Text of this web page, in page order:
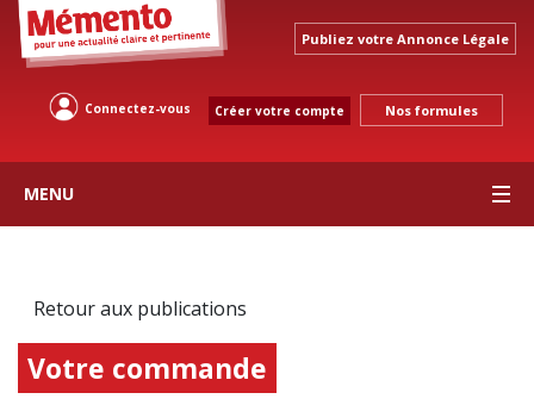
Publiez votre Annonce Légale
Connectez-vous Créer votre compte Nos formules
MENU
Retour aux publications
Votre commande